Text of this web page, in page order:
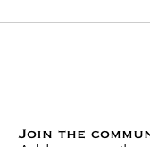
Join the